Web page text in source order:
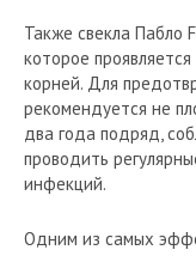
Также свекла Пабло
которое
корней. Для
рекомендуется не
два года подряд,
проводить
инфекций.
Одним из самых